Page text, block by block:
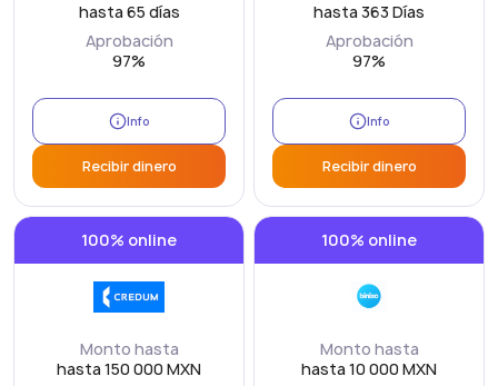
hasta 65 días
Aprobación
97%
Info
Recibir dinero
hasta 363 Días
Aprobación
97%
Info
Recibir dinero
100% online
Monto hasta
hasta 150 000 MXN
100% online
Monto hasta
hasta 10 000 MXN